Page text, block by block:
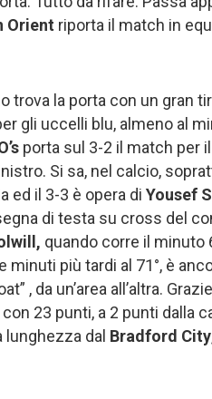
Orient riporta il match in
trova la porta con un gran
gli uccelli blu, almeno al
porta sul 3-2 il match per il
Si sa, nel calcio,
ed il 3-3 è opera di Yousef
di testa su cross del
quando corre il minuto
minuti più tardi al 71°, è
, da un’area all’altra.
23 punti, a 2 punti dalla
lunghezza dal Bradford City